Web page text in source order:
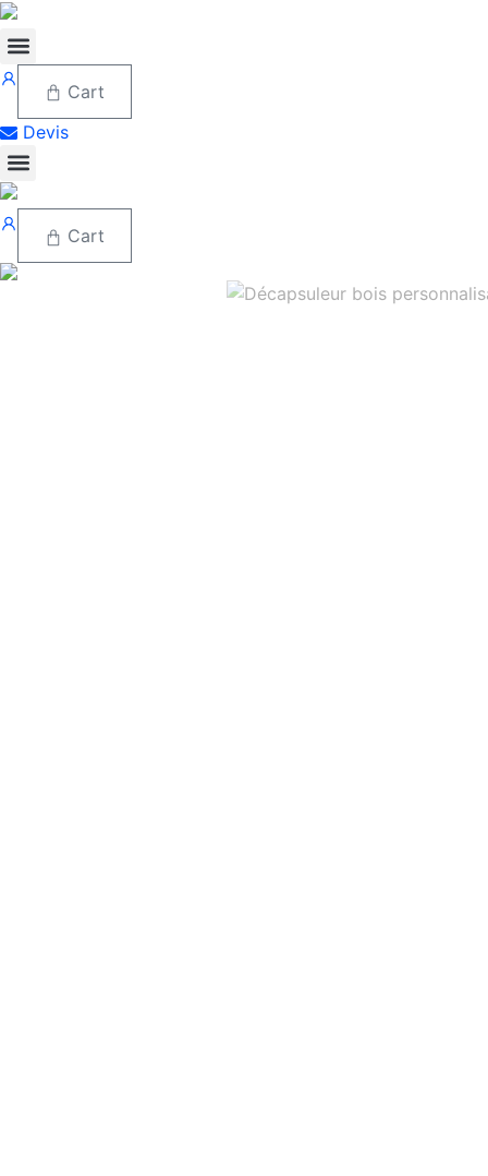
Aller
au
contenu
Cart
Devis
Cart